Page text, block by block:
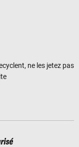
ne les jetez pas